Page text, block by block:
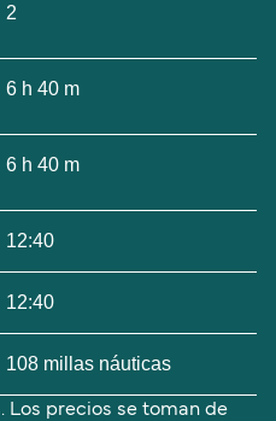
2
6 h 40 m
6 h 40 m
12:40
12:40
108 millas náuticas
Los precios se toman de